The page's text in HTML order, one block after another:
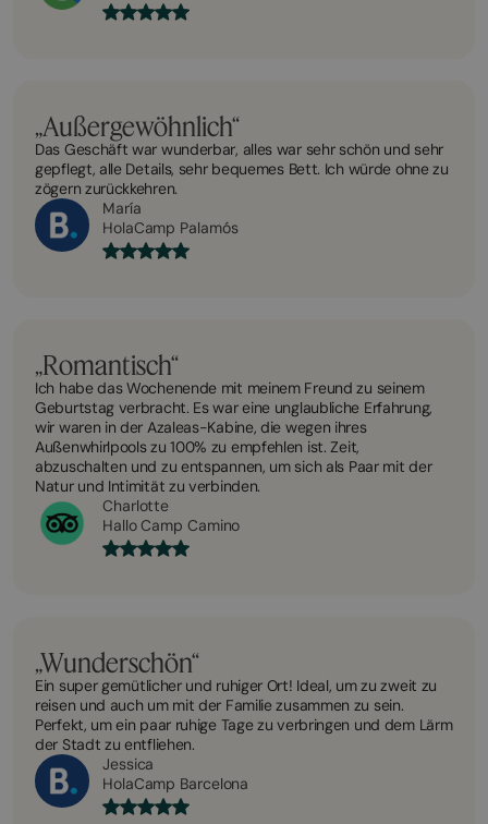
„Außergewöhnlich“
Das Geschäft war wunderbar, alles war sehr schön und sehr
gepflegt, alle Details, sehr bequemes Bett. Ich würde ohne zu
zögern zurückkehren.
María
HolaCamp Palamós
„Romantisch“
Ich habe das Wochenende mit meinem Freund zu seinem
Geburtstag verbracht. Es war eine unglaubliche Erfahrung,
wir waren in der Azaleas-Kabine, die wegen ihres
Außenwhirlpools zu 100% zu empfehlen ist. Zeit,
abzuschalten und zu entspannen, um sich als Paar mit der
Natur und Intimität zu verbinden.
Charlotte
Hallo Camp Camino
„Wunderschön“
Ein super gemütlicher und ruhiger Ort! Ideal, um zu zweit zu
reisen und auch um mit der Familie zusammen zu sein.
Perfekt, um ein paar ruhige Tage zu verbringen und dem Lärm
der Stadt zu entfliehen.
Jessica
HolaCamp Barcelona